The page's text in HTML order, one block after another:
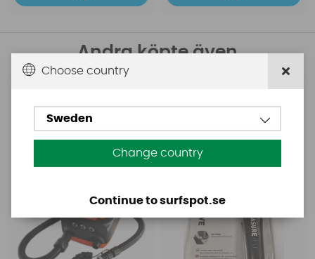
Andra köpte även
Base Rechargeable
SUP Pump
Aquasure FD
Choose country
Sweden
Change country
Continue to surfspot.se